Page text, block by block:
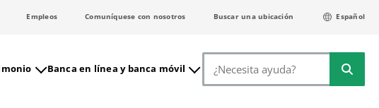
Empleos Comuníquese con nosotros Buscar una ubicación Español
Banca en línea y banca móvil Buscar